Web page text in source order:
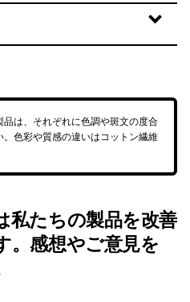
は、それぞれに色調や斑文の度合
色彩や質感の違いはコットン繊維
私たちの製品を改善
。感想やご意見を